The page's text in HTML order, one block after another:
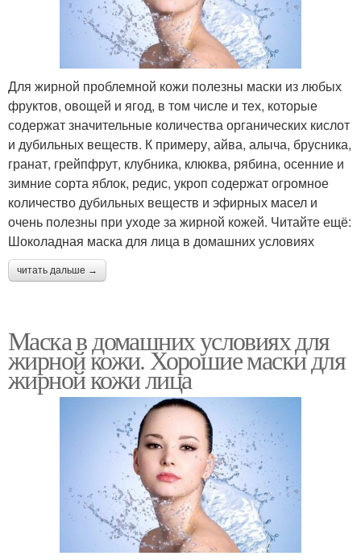
Для жирной проблемной кожи полезны маски из любых
фруктов, овощей и ягод, в том числе и тех, которые
содержат значительные количества органических кислот
и дубильных веществ. К примеру, айва, алыча, брусника,
гранат, грейпфрут, клубника, клюква, рябина, осенние и
зимние сорта яблок, редис, укроп содержат огромное
количество дубильных веществ и эфирных масел и
очень полезны при уходе за жирной кожей. Читайте ещё:
Шоколадная маска для лица в домашних условиях
читать дальше →
Маска в домашних условиях для
жирной кожи. Хорошие маски для
жирной кожи лица